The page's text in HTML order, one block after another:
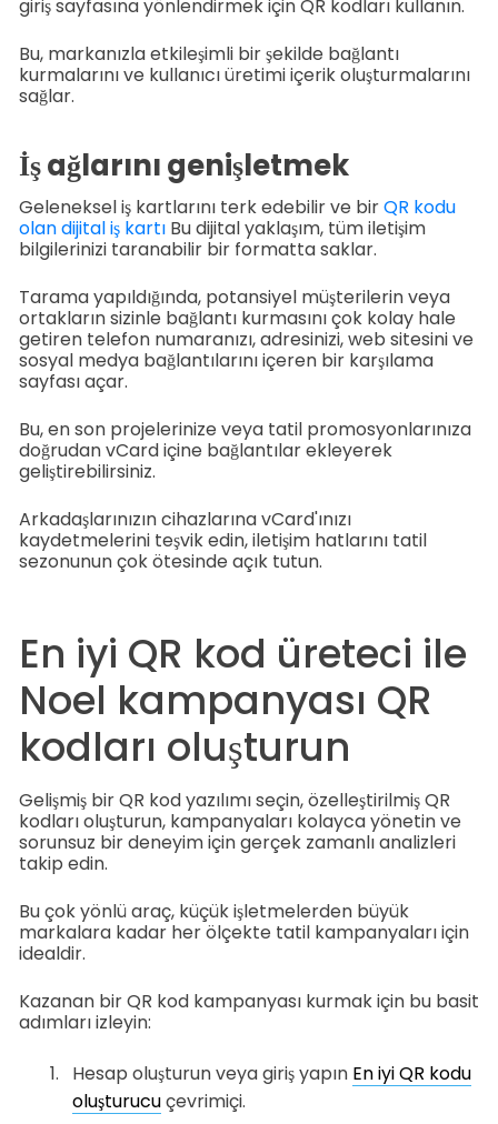
giriş sayfasına yönlendirmek için QR kodları kullanın.
Bu, markanızla etkileşimli bir şekilde bağlantı
kurmalarını ve kullanıcı üretimi içerik oluşturmalarını
sağlar.
İş ağlarını genişletmek
Geleneksel iş kartlarını terk edebilir ve birQR kodu
olan dijital iş kartıBu dijital yaklaşım, tüm iletişim
bilgilerinizi taranabilir bir formatta saklar.
Tarama yapıldığında, potansiyel müşterilerin veya
ortakların sizinle bağlantı kurmasını çok kolay hale
getiren telefon numaranızı, adresinizi, web sitesini ve
sosyal medya bağlantılarını içeren bir karşılama
sayfası açar.
Bu, en son projelerinize veya tatil promosyonlarınıza
doğrudan vCard içine bağlantılar ekleyerek
geliştirebilirsiniz.
Arkadaşlarınızın cihazlarına vCard'ınızı
kaydetmelerini teşvik edin, iletişim hatlarını tatil
sezonunun çok ötesinde açık tutun.
En iyi QR kod üreteci ile
Noel kampanyası QR
kodları oluşturun
Gelişmiş bir QR kod yazılımı seçin, özelleştirilmiş QR
kodları oluşturun, kampanyaları kolayca yönetin ve
sorunsuz bir deneyim için gerçek zamanlı analizleri
takip edin.
Bu çok yönlü araç, küçük işletmelerden büyük
markalara kadar her ölçekte tatil kampanyaları için
idealdir.
Kazanan bir QR kod kampanyası kurmak için bu basit
adımları izleyin:
Hesap oluşturun veya giriş yapın En iyi QR kodu
oluşturucuçevrimiçi.